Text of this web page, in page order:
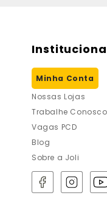
Minha Conta
Nossas Lojas
Trabalhe Conosco
Vagas PCD
Blog
Sobre a Joli